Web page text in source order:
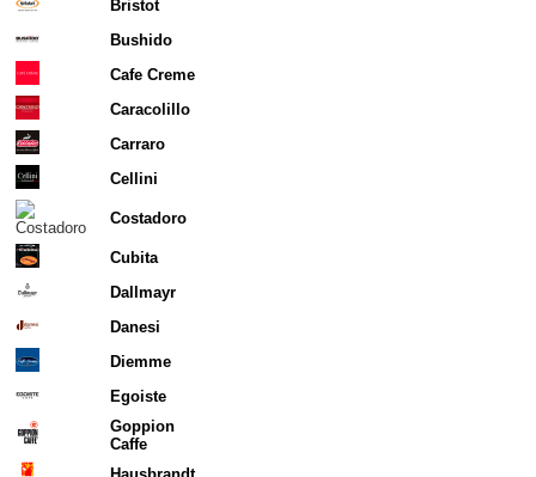
Bristot
Bushido
Cafe Creme
Caracolillo
Carraro
Cellini
Costadoro
Cubita
Dallmayr
Danesi
Diemme
Egoiste
Goppion
Caffe